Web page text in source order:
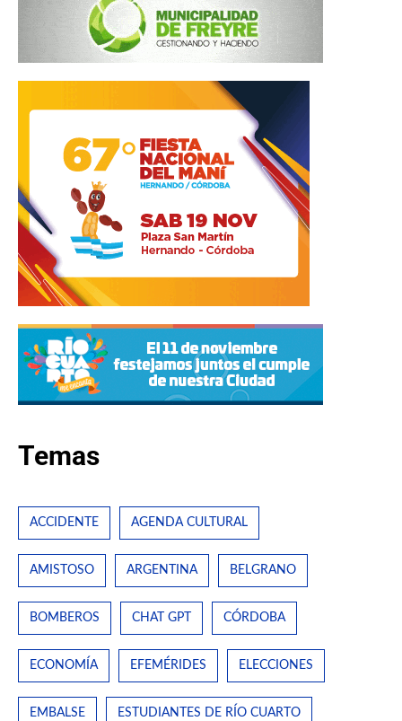
Temas
ACCIDENTE AGENDA CULTURAL
AMISTOSO ARGENTINA BELGRANO
BOMBEROS CHAT GPT CÓRDOBA
ECONOMÍA EFEMÉRIDES ELECCIONES
EMBALSE ESTUDIANTES DE RÍO CUARTO